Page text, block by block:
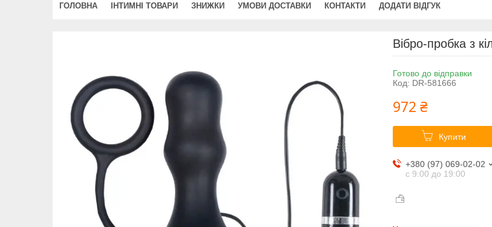
ГОЛОВНА ІНТИМНІ ТОВАРИ ЗНИЖКИ УМОВИ ДОСТАВКИ КОНТАКТИ ДОДАТИ ВІДГУК
Вібро-пробка з
Готово до відправки
Код: DR-581666
972 ₴
Купити
+380 (97) 069-02-02
с 9:00 до 19:00